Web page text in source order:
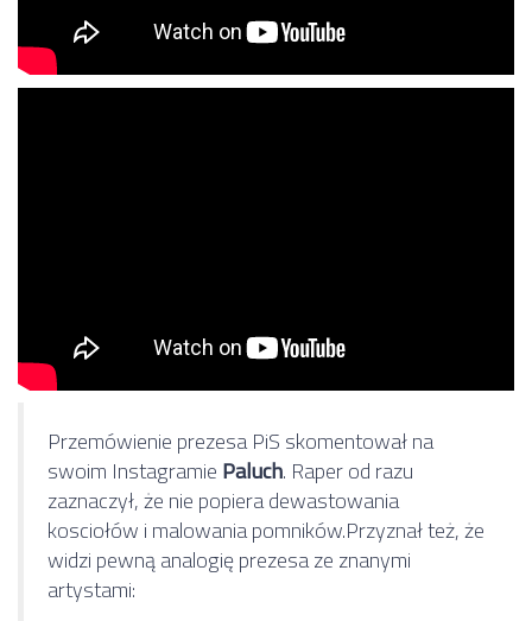
Przemówienie prezesa PiS skomentował na
swoim InstagramiePaluch. Raper od razu
zaznaczył, że nie popiera dewastowania
kosciołów i malowania pomników.Przyznał też, że
widzi pewną analogię prezesa ze znanymi
artystami: